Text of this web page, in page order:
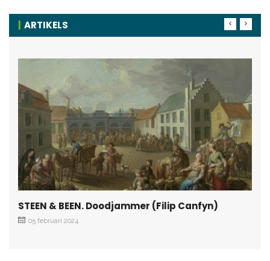
ARTIKELS
STEEN & BEEN. Doodjammer (Filip Canfyn)
05 februari 2024